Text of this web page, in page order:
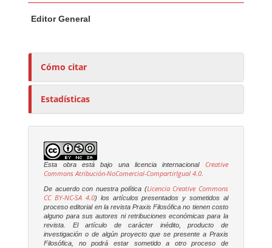
u
o
e
/
a
Editor General
Cómo citar
Estadísticas
Esta obra está bajo una licencia internacional
Creative
Commons Atribución-NoComercial-CompartirIgual 4.0
De acuerdo con nuestra política (Licencia Creative Commons
CC BY-NC-SA 4.0) los artículos presentados y sometidos al
proceso editorial en la revistaPraxis Filosófica no tienen costo
alguno para sus autores ni retribuciones económicas para la
revista. El artículo de carácter inédito, producto de
investigación o de algún proyecto que se presente a Praxis
Filosófica , no podrá estar sometido a otro proceso de